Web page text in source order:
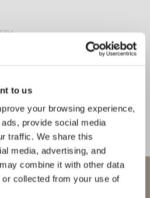
to us
your browsing experience,
provide social media
traffic. We share this
media, advertising, and
combine it with other data
collected from your use of
PARETE
semplificare ciò
creare un oggetto
in Vibia